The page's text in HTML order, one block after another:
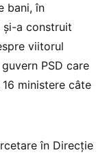
bani, în
și-a construit
viitorul
PSD care
ministere câte
în Direcție